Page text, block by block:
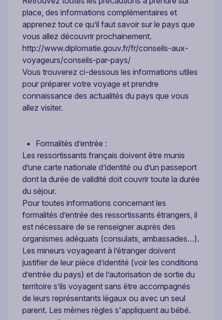
place, des informations complémentaires et
apprenez tout ce qu’il faut savoir sur le pays que
vous allez découvrir prochainement.
http://www.diplomatie.gouv.fr/fr/conseils-aux-
voyageurs/conseils-par-pays/
Vous trouverez ci-dessous les informations utiles
pour préparer votre voyage et prendre
connaissance des actualités du pays que vous
allez visiter.
Formalités d’entrée :
Les ressortissants français doivent être munis
d’une carte nationale d’identité ou d’un passeport
dont la durée de validité doit couvrir toute la durée
du séjour.
Pour toutes informations concernant les
formalités d’entrée des ressortissants étrangers, il
est nécessaire de se renseigner auprès des
organismes adéquats (consulats, ambassades…).
Les mineurs voyageant à l’étranger doivent
justifier de leur pièce d’identité (voir les conditions
d’entrée du pays) et de l’autorisation de sortie du
territoire s’ils voyagent sans être accompagnés
de leurs représentants légaux ou avec un seul
parent. Les mêmes règles s'appliquent au bébé.